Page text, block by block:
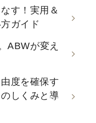
す！実用＆
ガイド
ABWが変え
度を確保す
しくみと導